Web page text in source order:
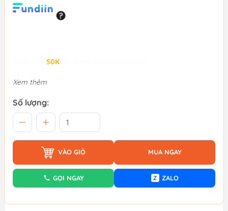
50K
Xem thêm
Số lượng:
VÀO GIỎ MUA NGAY
GỌI NGAY Z ZALO